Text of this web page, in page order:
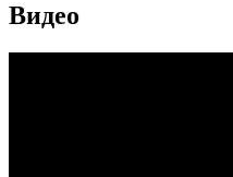
Видео